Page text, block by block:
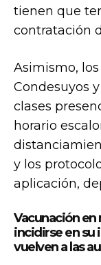
tienen que
contratación
Asimismo,
Condesuyos
clases
horario
y los
aplicación,
Vacunación en
incidirse en su
vuelven a las